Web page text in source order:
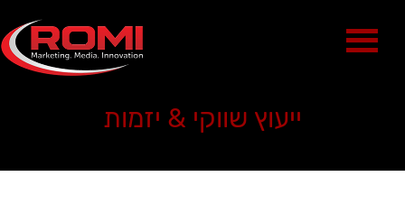
ייעוץ שווקי & יזמות